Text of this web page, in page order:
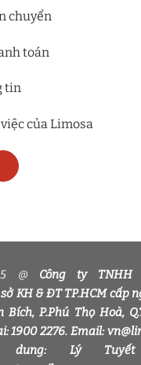
chuyển
toán
tin
của Limosa
@ Công ty TNHH
KH & ĐT TP.HCM cấp
Bích, P.Phú Thọ Hoà,
1900 2276. Email:
dung: Lý Tuyết